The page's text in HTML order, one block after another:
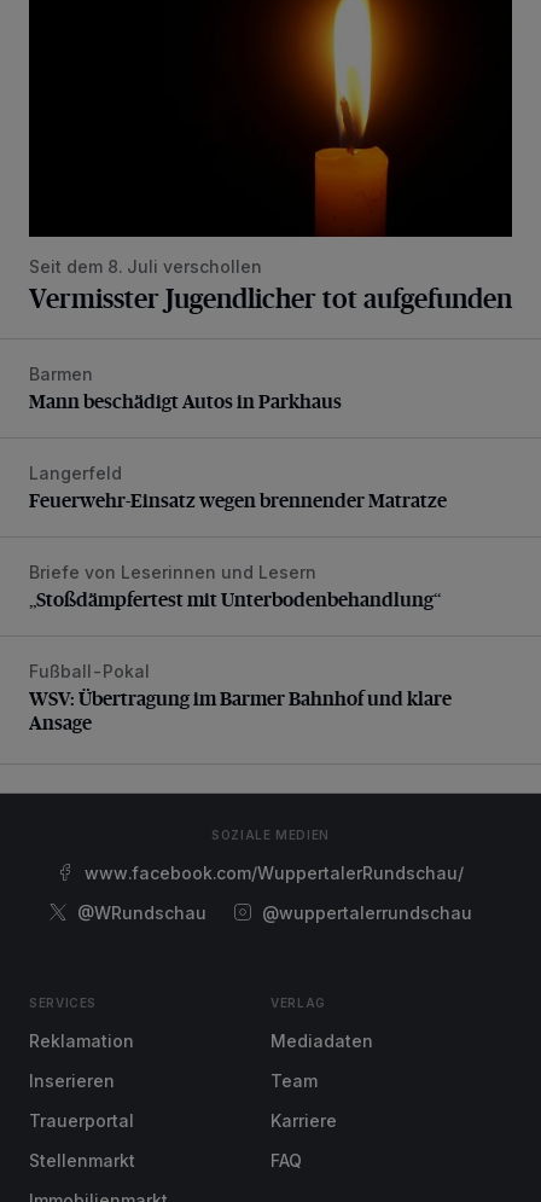
Seit dem 8. Juli verschollen
Vermisster Jugendlicher tot aufgefunden
Mann beschädigt Autos in Parkhaus
Barmen
Mann beschädigt Autos in Parkhaus
Feuerwehr-Einsatz wegen brennender Matratze
Langerfeld
Feuerwehr-Einsatz wegen brennender Matratze
„Stoßdämpfertest mit Unterbodenbehandlung“
Briefe von Leserinnen und Lesern
„Stoßdämpfertest mit Unterbodenbehandlung“
WSV: Übertragung im Barmer Bahnhof und klare Ansage
Fußball-Pokal
WSV: Übertragung im Barmer Bahnhof und klare
Ansage
SOZIALE MEDIEN
www.facebook.com/WuppertalerRundschau/
@WRundschau
@wuppertalerrundschau
SERVICES
Reklamation
Inserieren
Trauerportal
Stellenmarkt
VERLAG
Mediadaten
Team
Karriere
FAQ